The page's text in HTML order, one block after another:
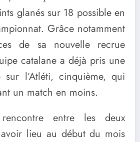
glanés sur 18 possible en
Grâce notamment
de sa nouvelle recrue
catalane a déjà pris une
sur l’Atléti, cinquième, qui
un match en moins.
entre les deux
lieu au début du mois